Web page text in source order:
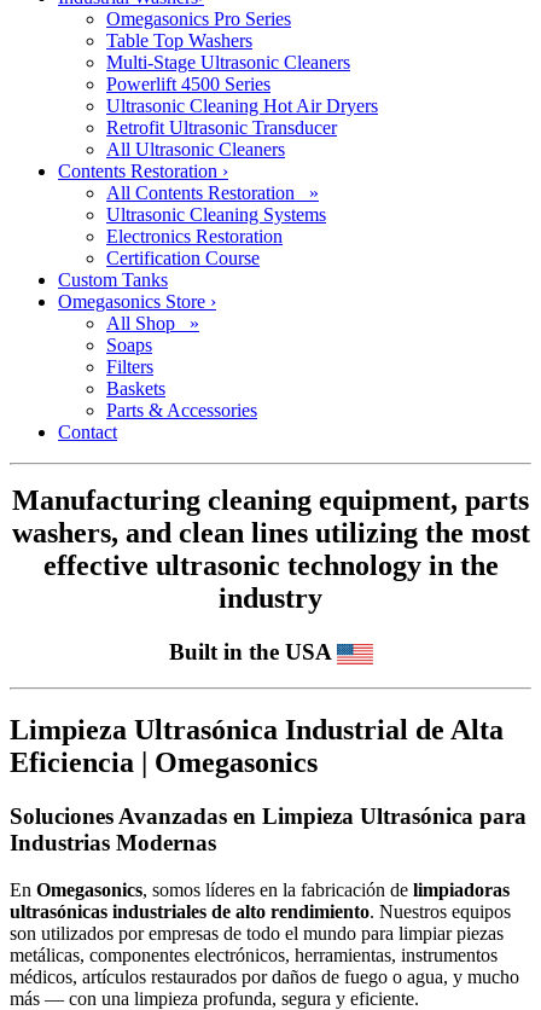
Omegasonics Pro Series
Table Top Washers
Multi-Stage Ultrasonic Cleaners
Powerlift 4500 Series
Ultrasonic Cleaning Hot Air Dryers
Retrofit Ultrasonic Transducer
All Ultrasonic Cleaners
Contents Restoration ›
All Contents Restoration »
Ultrasonic Cleaning Systems
Electronics Restoration
Certification Course
Custom Tanks
Omegasonics Store ›
All Shop »
Soaps
Filters
Baskets
Parts & Accessories
Contact
Manufacturing cleaning equipment, parts
washers, and clean lines utilizing the most
effective ultrasonic technology in the
industry
Built in the USA
Limpieza Ultrasónica Industrial de Alta
Eficiencia | Omegasonics
Soluciones Avanzadas en Limpieza Ultrasónica para
Industrias Modernas
En Omegasonics, somos líderes en la fabricación de limpiadoras
ultrasónicas industriales de alto rendimiento. Nuestros equipos
son utilizados por empresas de todo el mundo para limpiar piezas
metálicas, componentes electrónicos, herramientas, instrumentos
médicos, artículos restaurados por daños de fuego o agua, y mucho
más — con una limpieza profunda, segura y eficiente.